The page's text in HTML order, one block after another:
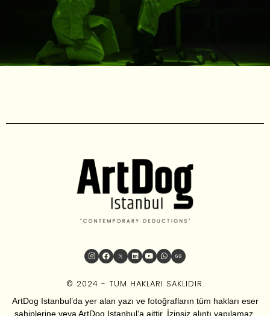
© 2024 - TÜM HAKLARI SAKLIDIR.
ArtDog Istanbul’da yer alan yazı ve fotoğrafların tüm hakları eser
sahiplerine veya ArtDog Istanbul’a aittir. İzinsiz alıntı yapılamaz.